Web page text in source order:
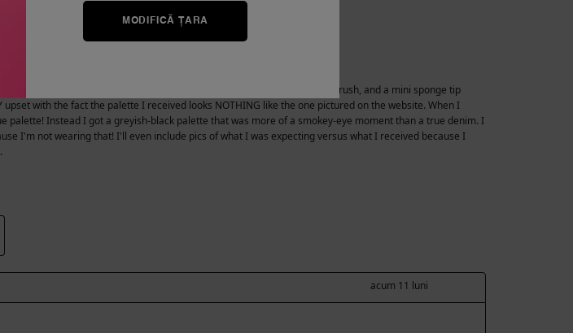
MODIFICĂ ȚARA